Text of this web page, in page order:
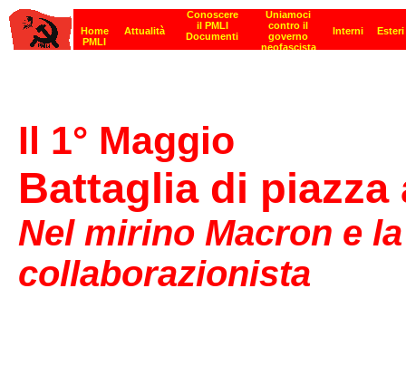
Il 1° Maggio
Battaglia di piazza
Nel mirino Macron e
collaborazionista